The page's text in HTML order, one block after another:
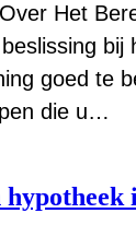
Het
bij
goed te
die u…